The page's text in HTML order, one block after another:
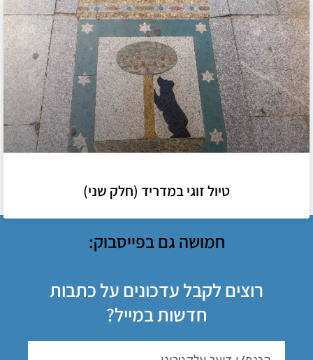
טיול זוגי במדריד (חלק שני)
חמושה גם בפייסבוק:
רוצים לקבל עדכונים על כתבות
חדשות במייל?